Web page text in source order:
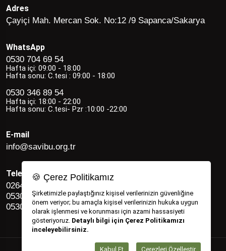
Adres
Çayiçi Mah. Mercan Sok. No:12 /9 Sapanca/Sakarya
WhatsApp
0530 704 69 54
Hafta içi: 09:00 - 18:00
Hafta sonu: C.tesi : 09:00 - 18:00
0530 346 89 54
Hafta içi: 18:00 - 22:00
Hafta sonu: C.tesi- Pzr :10:00 -22:00
E-mail
info@savibu.org.tr
Telefon
0264 582 12 17
0530 346 89 54
0530 704 69 54
🍪 Çerez Politikamız
Şirketimizle paylaştığınız kişisel verilerinizin güvenliğine
önem veriyor; bu amaçla kişisel verilerinizin hukuka uygun
olarak işlenmesi ve korunması için azami hassasiyeti
gösteriyoruz. Detaylı bilgi için Çerez Politikamızı
inceleyebilirsiniz.
Kabul Et Çerezleri Özelleştir